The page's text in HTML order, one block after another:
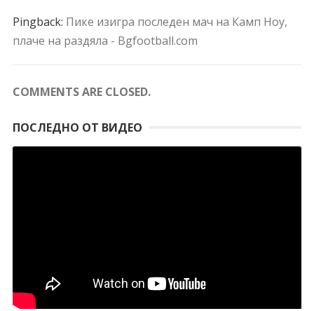
Pingback: Пике изигра последен мач на Камп Ноу,
плаче на раздяла - Bgfootball.com
COMMENTS ARE CLOSED.
ПОСЛЕДНО ОТ ВИДЕО